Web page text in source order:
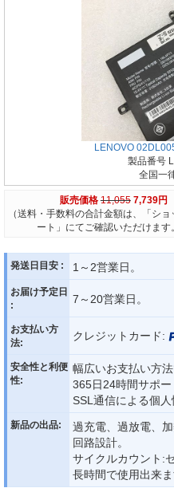
LENOVO
製品番号
全国一
販売価格 11,055 7,739円
（送料・手数料の合計金額は、「ショ
ート」にてご確認いただけます
発送日目安 : 1～2営業日。
お届け予定日
:
7～20営業日。
お支払い方
法:
クレジットカード:
安全性と利便
性:
幅広いお支払い方
365日24時間サポ
SSL通信による個
新品の出品:
過充電、過放電、
回路設計。
サイクルカウント:
長時間で使用出来ま